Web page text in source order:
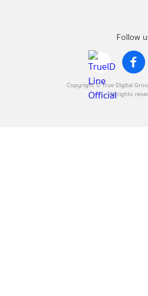
Follow
Copyright © True Digital
All rights